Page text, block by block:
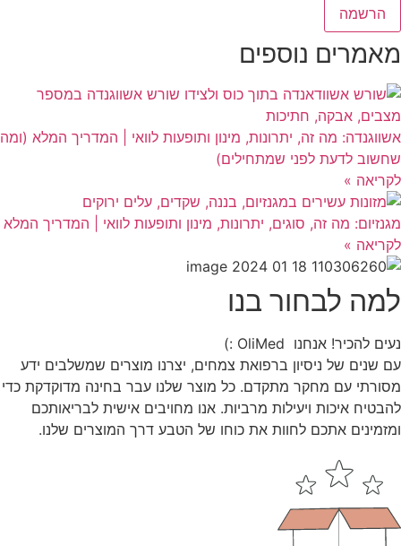
הרשמה
מאמרים נוספים
אשווגנדה: מה זה, יתרונות, מינון ותופעות לוואי | המדריך המלא (ומה
שחשוב לדעת לפני שמתחילים)
לקריאה »
מגנזיום: מה זה, סוגים, יתרונות, מינון ותופעות לוואי | המדריך המלא
לקריאה »
למה לבחור בנו
נעים להכיר! אנחנו OliMed :)
עם שנים של ניסיון ברפואת צמחים, יצרנו מוצרים שמשלבים ידע
מסורתי עם מחקר מתקדם. כל מוצר שלנו עבר בחינה מדוקדקת כדי
להבטיח איכות ויעילות מרביות. אנו מחויבים אישית לבריאותכם
ומזמינים אתכם לחוות את כוחו של הטבע דרך המוצרים שלנו.